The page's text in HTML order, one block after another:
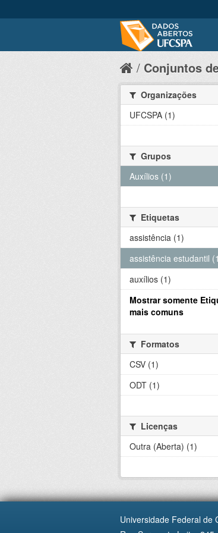
Conjuntos
Organizações
UFCSPA (1)
Grupos
Auxílios (1)
Etiquetas
assistência (1)
assistência estudantil
auxílios (1)
Mostrar somente
mais comuns
Formatos
CSV (1)
ODT (1)
Licenças
Outra (Aberta) (1)
Universidade Federal de